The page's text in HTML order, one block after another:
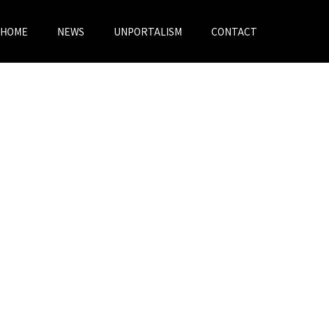
HOME NEWS UNPORTALISM CONTACT